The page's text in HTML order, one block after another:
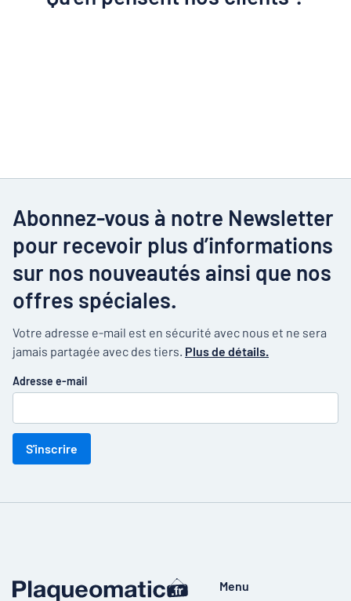
Abonnez-vous à notre Newsletter
pour recevoir plus d’informations
sur nos nouveautés ainsi que nos
offres spéciales.
Votre adresse e-mail est en sécurité avec nous et ne sera
jamais partagée avec des tiers. Plus de détails.
Adresse e-mail
S'inscrire
Menu